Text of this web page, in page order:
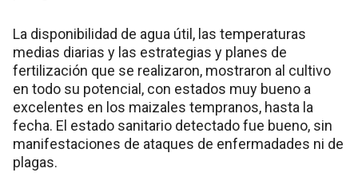
La disponibilidad de agua útil, las temperaturas
medias diarias y las estrategias y planes de
fertilización que se realizaron, mostraron al cultivo
en todo su potencial, con estados muy bueno a
excelentes en los maizales tempranos, hasta la
fecha. El estado sanitario detectado fue bueno, sin
manifestaciones de ataques de enfermadades ni de
plagas.